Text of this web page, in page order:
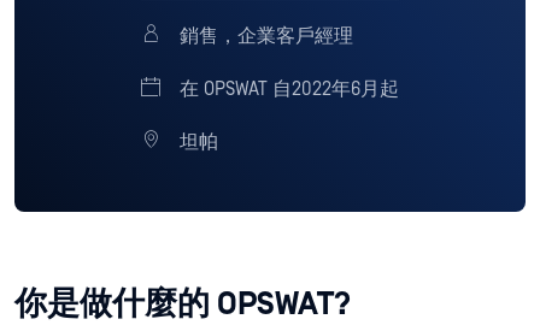
銷售，企業客戶經理
在 OPSWAT 自2022年6月起
坦帕
你是做什麼的 OPSWAT?